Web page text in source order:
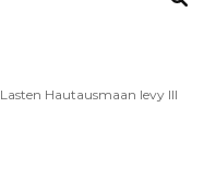
Lasten Hautausmaan levy III